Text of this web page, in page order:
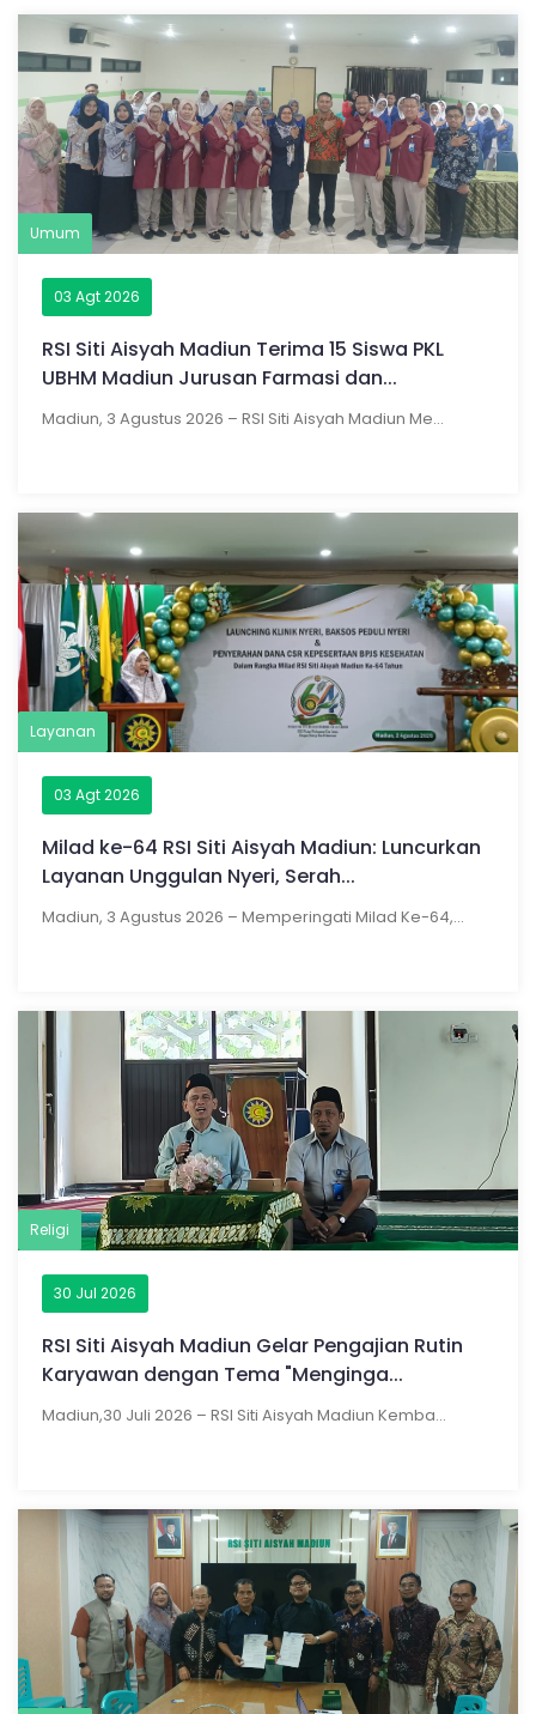
Umum
03 Agt 2026
RSI Siti Aisyah Madiun Terima 15 Siswa PKL
UBHM Madiun Jurusan Farmasi dan...
Madiun, 3 Agustus 2026 – RSI Siti Aisyah Madiun Me...
Layanan
03 Agt 2026
Milad ke-64 RSI Siti Aisyah Madiun: Luncurkan
Layanan Unggulan Nyeri, Serah...
Madiun, 3 Agustus 2026 – Memperingati Milad Ke-64,...
Religi
30 Jul 2026
RSI Siti Aisyah Madiun Gelar Pengajian Rutin
Karyawan dengan Tema "Menginga...
Madiun,30 Juli 2026 – RSI Siti Aisyah Madiun Kemba...